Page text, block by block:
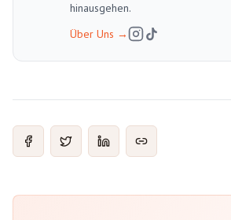
hinausgehen.
Über Uns →